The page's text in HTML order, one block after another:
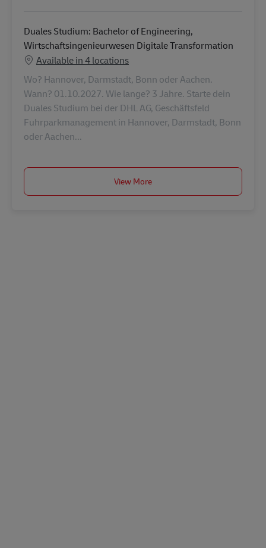
Duales Studium: Bachelor of Engineering,
Wirtschaftsingenieurwesen Digitale Transformation
Available in 4 locations
Wo? Hannover, Darmstadt, Bonn oder Aachen.
Wann? 01.10.2027. Wie lange? 3 Jahre. Starte dein
Duales Studium bei der DHL AG, Geschäftsfeld
Fuhrparkmanagement in Hannover, Darmstadt, Bonn
oder Aachen...
View More